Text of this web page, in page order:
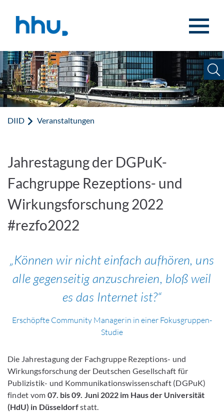
DIID Veranstaltungen
Jahrestagung der DGPuK-
Fachgruppe Rezeptions- und
Wirkungsforschung 2022
#rezfo2022
Können wir nicht einfach aufhören, uns
alle gegenseitig anzuschreien, bloß weil
es das Internet ist?
Erschöpfte Community Managerin in einer Fokusgruppen-
Studie
Die Jahrestagung der Fachgruppe Rezeptions- und
Wirkungsforschung der Deutschen Gesellschaft für
Publizistik- und Kommunikationswissenschaft (DGPuK)
findet vom 07. bis 09. Juni 2022 im Haus der Universität
(HdU) in Düsseldorfstatt.